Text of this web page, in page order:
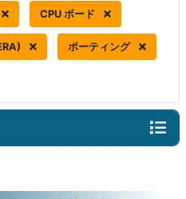
CPU ボード
ポーティング